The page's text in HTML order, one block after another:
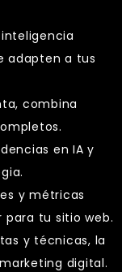
adapten a tus
combina
en IA y
y métricas
tu sitio web.
y técnicas, la
digital.